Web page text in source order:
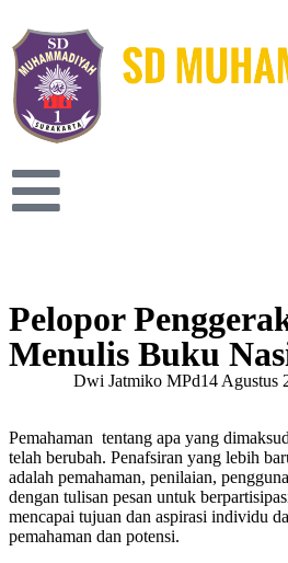
Pelopor
Menulis Buku
Dwi Jatmiko MPd14 Agustus
Pemahaman tentang apa yang
telah berubah. Penafsiran yang lebih
adalah pemahaman, penilaian,
dengan tulisan pesan untuk
mencapai tujuan dan aspirasi individu
pemahaman dan potensi.